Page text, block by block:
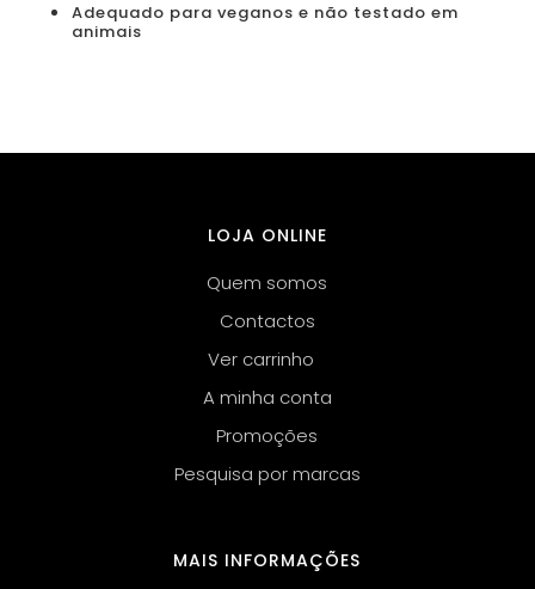
Adequado para veganos e não testado em
animais
LOJA ONLINE
Quem somos
Contactos
Ver carrinho
A minha conta
Promoções
Pesquisa por marcas
MAIS INFORMAÇÕES